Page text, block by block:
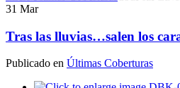
31 Mar
Tras las lluvias…salen los
Publicado en Últimas Coberturas